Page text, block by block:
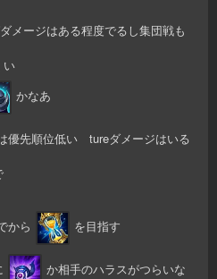
メージはある程度でるし集団戦も
い
かなあ
優先順位低い tureダメージはいる
から を目指す
か相手のハラスがつらいな